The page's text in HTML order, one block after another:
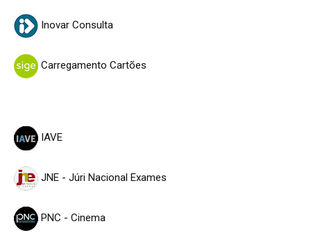
Inovar Consulta
Carregamento Cartões
IAVE
JNE - Júri Nacional Exames
PNC - Cinema